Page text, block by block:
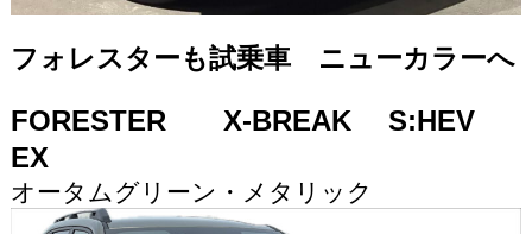
フォレスターも試乗車 ニューカラーへ
FORESTER X-BREAK S:HEV
EX
オータムグリーン・メタリック